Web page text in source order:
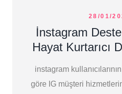
28/01/
İnstagram
Hayat Kurtarıcı
instagram
göre IG müşteri